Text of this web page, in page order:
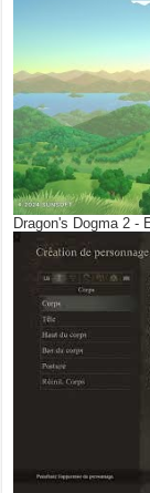
Dragon's Dogma 2 -